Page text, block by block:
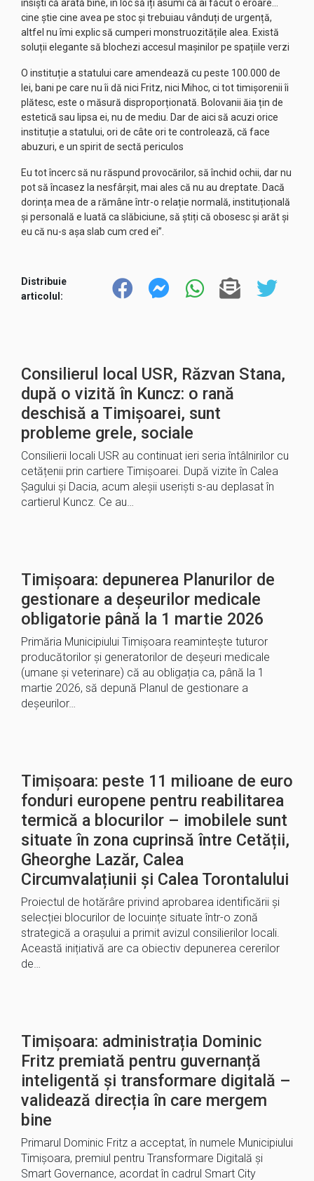
insiști că arată bine, în loc să îți asumi că ai făcut o eroare…
cine știe cine avea pe stoc și trebuiau vânduți de urgență,
altfel nu îmi explic să cumperi monstruozitățile alea. Există
soluții elegante să blochezi accesul mașinilor pe spațiile verzi
O instituție a statului care amendează cu peste 100.000 de
lei, bani pe care nu îi dă nici Fritz, nici Mihoc, ci tot timișorenii îi
plătesc, este o măsură disproporționată. Bolovanii ăia țin de
estetică sau lipsa ei, nu de mediu. Dar de aici să acuzi orice
instituție a statului, ori de câte ori te controlează, că face
abuzuri, e un spirit de sectă periculos
Eu tot încerc să nu răspund provocărilor, să închid ochii, dar nu
pot să încasez la nesfârșit, mai ales că nu au dreptate. Dacă
dorința mea de a rămâne într-o relație normală, instituțională
și personală e luată ca slăbiciune, să știți că obosesc și arăt și
eu că nu-s așa slab cum cred ei”.
Distribuie
articolul:
Consilierul local USR, Răzvan Stana,
după o vizită în Kuncz: o rană
deschisă a Timișoarei, sunt
probleme grele, sociale
Consilierii locali USR au continuat ieri seria întâlnirilor cu
cetățenii prin cartiere Timișoarei. După vizite în Calea
Șagului și Dacia, acum aleșii useriști s-au deplasat în
cartierul Kuncz. Ce au…
Timișoara: depunerea Planurilor de
gestionare a deșeurilor medicale
obligatorie până la 1 martie 2026
Primăria Municipiului Timișoara reamintește tuturor
producătorilor și generatorilor de deșeuri medicale
(umane și veterinare) că au obligația ca, până la 1
martie 2026, să depună Planul de gestionare a
deșeurilor…
Timișoara: peste 11 milioane de euro
fonduri europene pentru reabilitarea
termică a blocurilor – imobilele sunt
situate în zona cuprinsă între Cetății,
Gheorghe Lazăr, Calea
Circumvalațiunii și Calea Torontalului
Proiectul de hotărâre privind aprobarea identificării și
selecției blocurilor de locuințe situate într-o zonă
strategică a orașului a primit avizul consilierilor locali.
Această inițiativă are ca obiectiv depunerea cererilor
de…
Timișoara: administrația Dominic
Fritz premiată pentru guvernanță
inteligentă și transformare digitală –
validează direcția în care mergem
bine
Primarul Dominic Fritz a acceptat, în numele Municipiului
Timișoara, premiul pentru Transformare Digitală și
Smart Governance, acordat în cadrul Smart City